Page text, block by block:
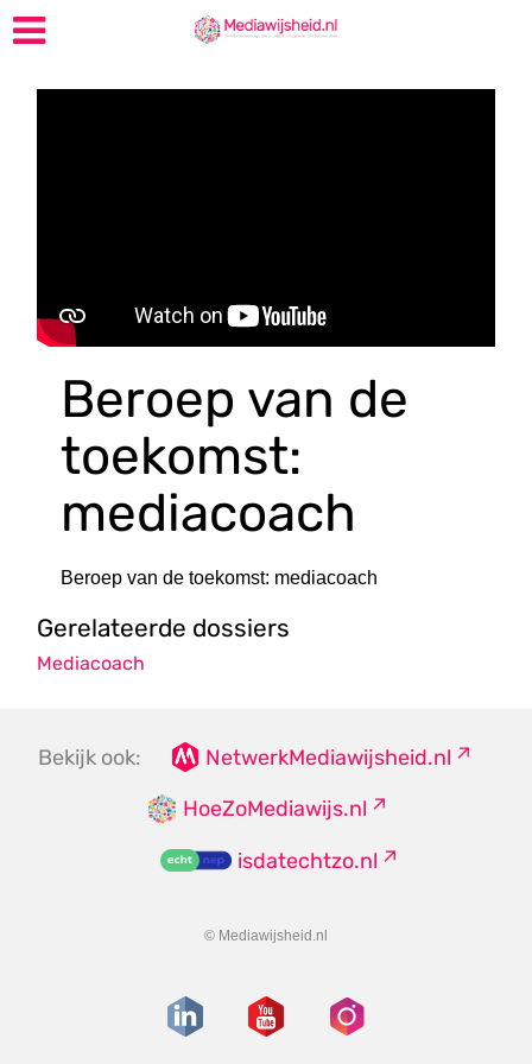
Beroep van de
toekomst:
mediacoach
Beroep van de toekomst: mediacoach
Gerelateerde dossiers
Mediacoach
Bekijk ook:
NetwerkMediawijsheid.nl
HoeZoMediawijs.nl
isdatechtzo.nl
© Mediawijsheid.nl